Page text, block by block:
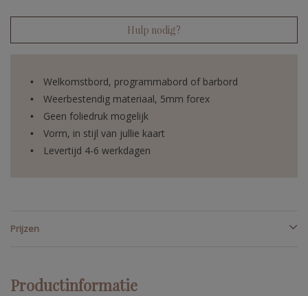
Hulp nodig?
Welkomstbord, programmabord of barbord
Weerbestendig materiaal, 5mm forex
Geen foliedruk mogelijk
Vorm, in stijl van jullie kaart
Levertijd 4-6 werkdagen
Prijzen
Productinformatie